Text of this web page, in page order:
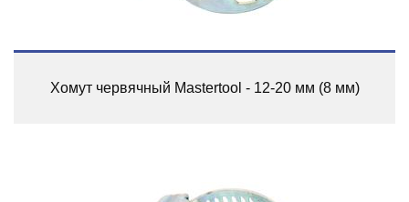
Хомут червячный Mastertool - 12-20 мм (8 мм)